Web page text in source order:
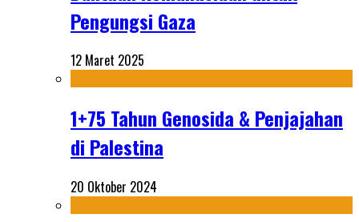
Pengungsi Gaza
12 Maret 2025
1+75 Tahun Genosida & Penjajahan
di Palestina
20 Oktober 2024